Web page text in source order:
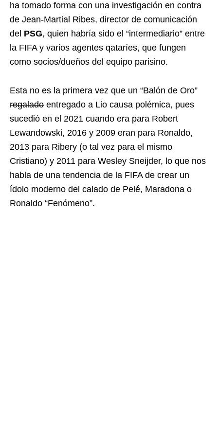
ha tomado forma con una investigación en contra
de Jean-Martial Ribes, director de comunicación
del PSG, quien habría sido el “intermediario” entre
la FIFA y varios agentes qataríes, que fungen
como socios/dueños del equipo parisino.
Esta no es la primera vez que un “Balón de Oro”
regalado entregado a Lio causa polémica, pues
sucedió en el 2021 cuando era para Robert
Lewandowski, 2016 y 2009 eran para Ronaldo,
2013 para Ribery (o tal vez para el mismo
Cristiano) y 2011 para Wesley Sneijder, lo que nos
habla de una tendencia de la FIFA de crear un
ídolo moderno del calado de Pelé, Maradona o
Ronaldo “Fenómeno”.